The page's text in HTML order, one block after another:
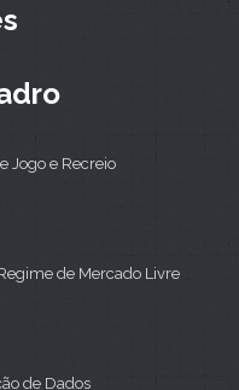
Jogo e Recreio
de Mercado Livre
de Dados